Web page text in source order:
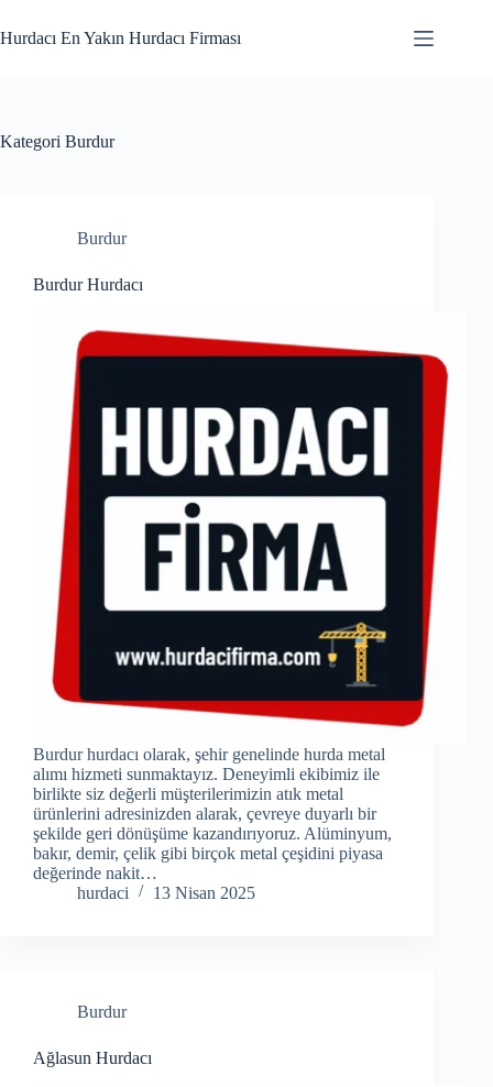
to
content
Hurdacı En Yakın Hurdacı Firması
Kategori Burdur
Burdur
Burdur Hurdacı
Burdur hurdacı olarak, şehir genelinde hurda metal
alımı hizmeti sunmaktayız. Deneyimli ekibimiz ile
birlikte siz değerli müşterilerimizin atık metal
ürünlerini adresinizden alarak, çevreye duyarlı bir
şekilde geri dönüşüme kazandırıyoruz. Alüminyum,
bakır, demir, çelik gibi birçok metal çeşidini piyasa
değerinde nakit…
hurdaci
13 Nisan 2025
Burdur
Ağlasun Hurdacı